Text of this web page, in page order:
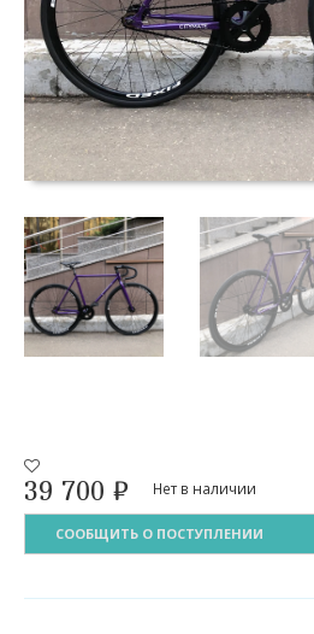
39 700 ₽ Нет в наличии
СООБЩИТЬ О ПОСТУПЛЕНИИ